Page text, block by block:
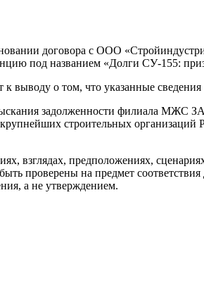
договора с ООО
под названием «Долги СУ-155:
к выводу о том, что указанные
задолженности филиала
строительных
взглядах, предположениях,
проверены на предмет
а не утверждением.